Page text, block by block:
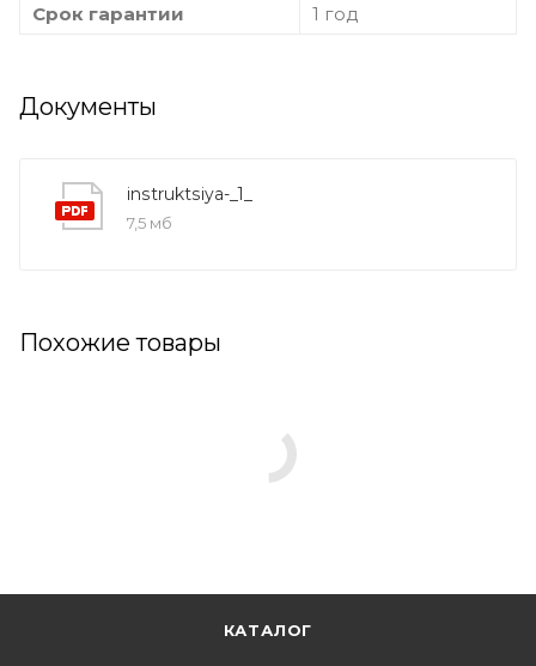
Срок гарантии 1 год
Документы
instruktsiya-_1_
7,5 мб
Похожие товары
КАТАЛОГ